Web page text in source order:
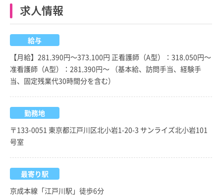
求人情報
給与
【月給】281,390円～373,100円 正看護師（A型）：318,050円～
准看護師（A型）：281,390円～ （基本給、訪問手当、経験手
当、固定残業代30時間分を含む）
勤務地
〒133-0051 東京都江戸川区北小岩1-20-3 サンライズ北小岩101
号室
最寄り駅
京成本線「江戸川駅」徒歩6分